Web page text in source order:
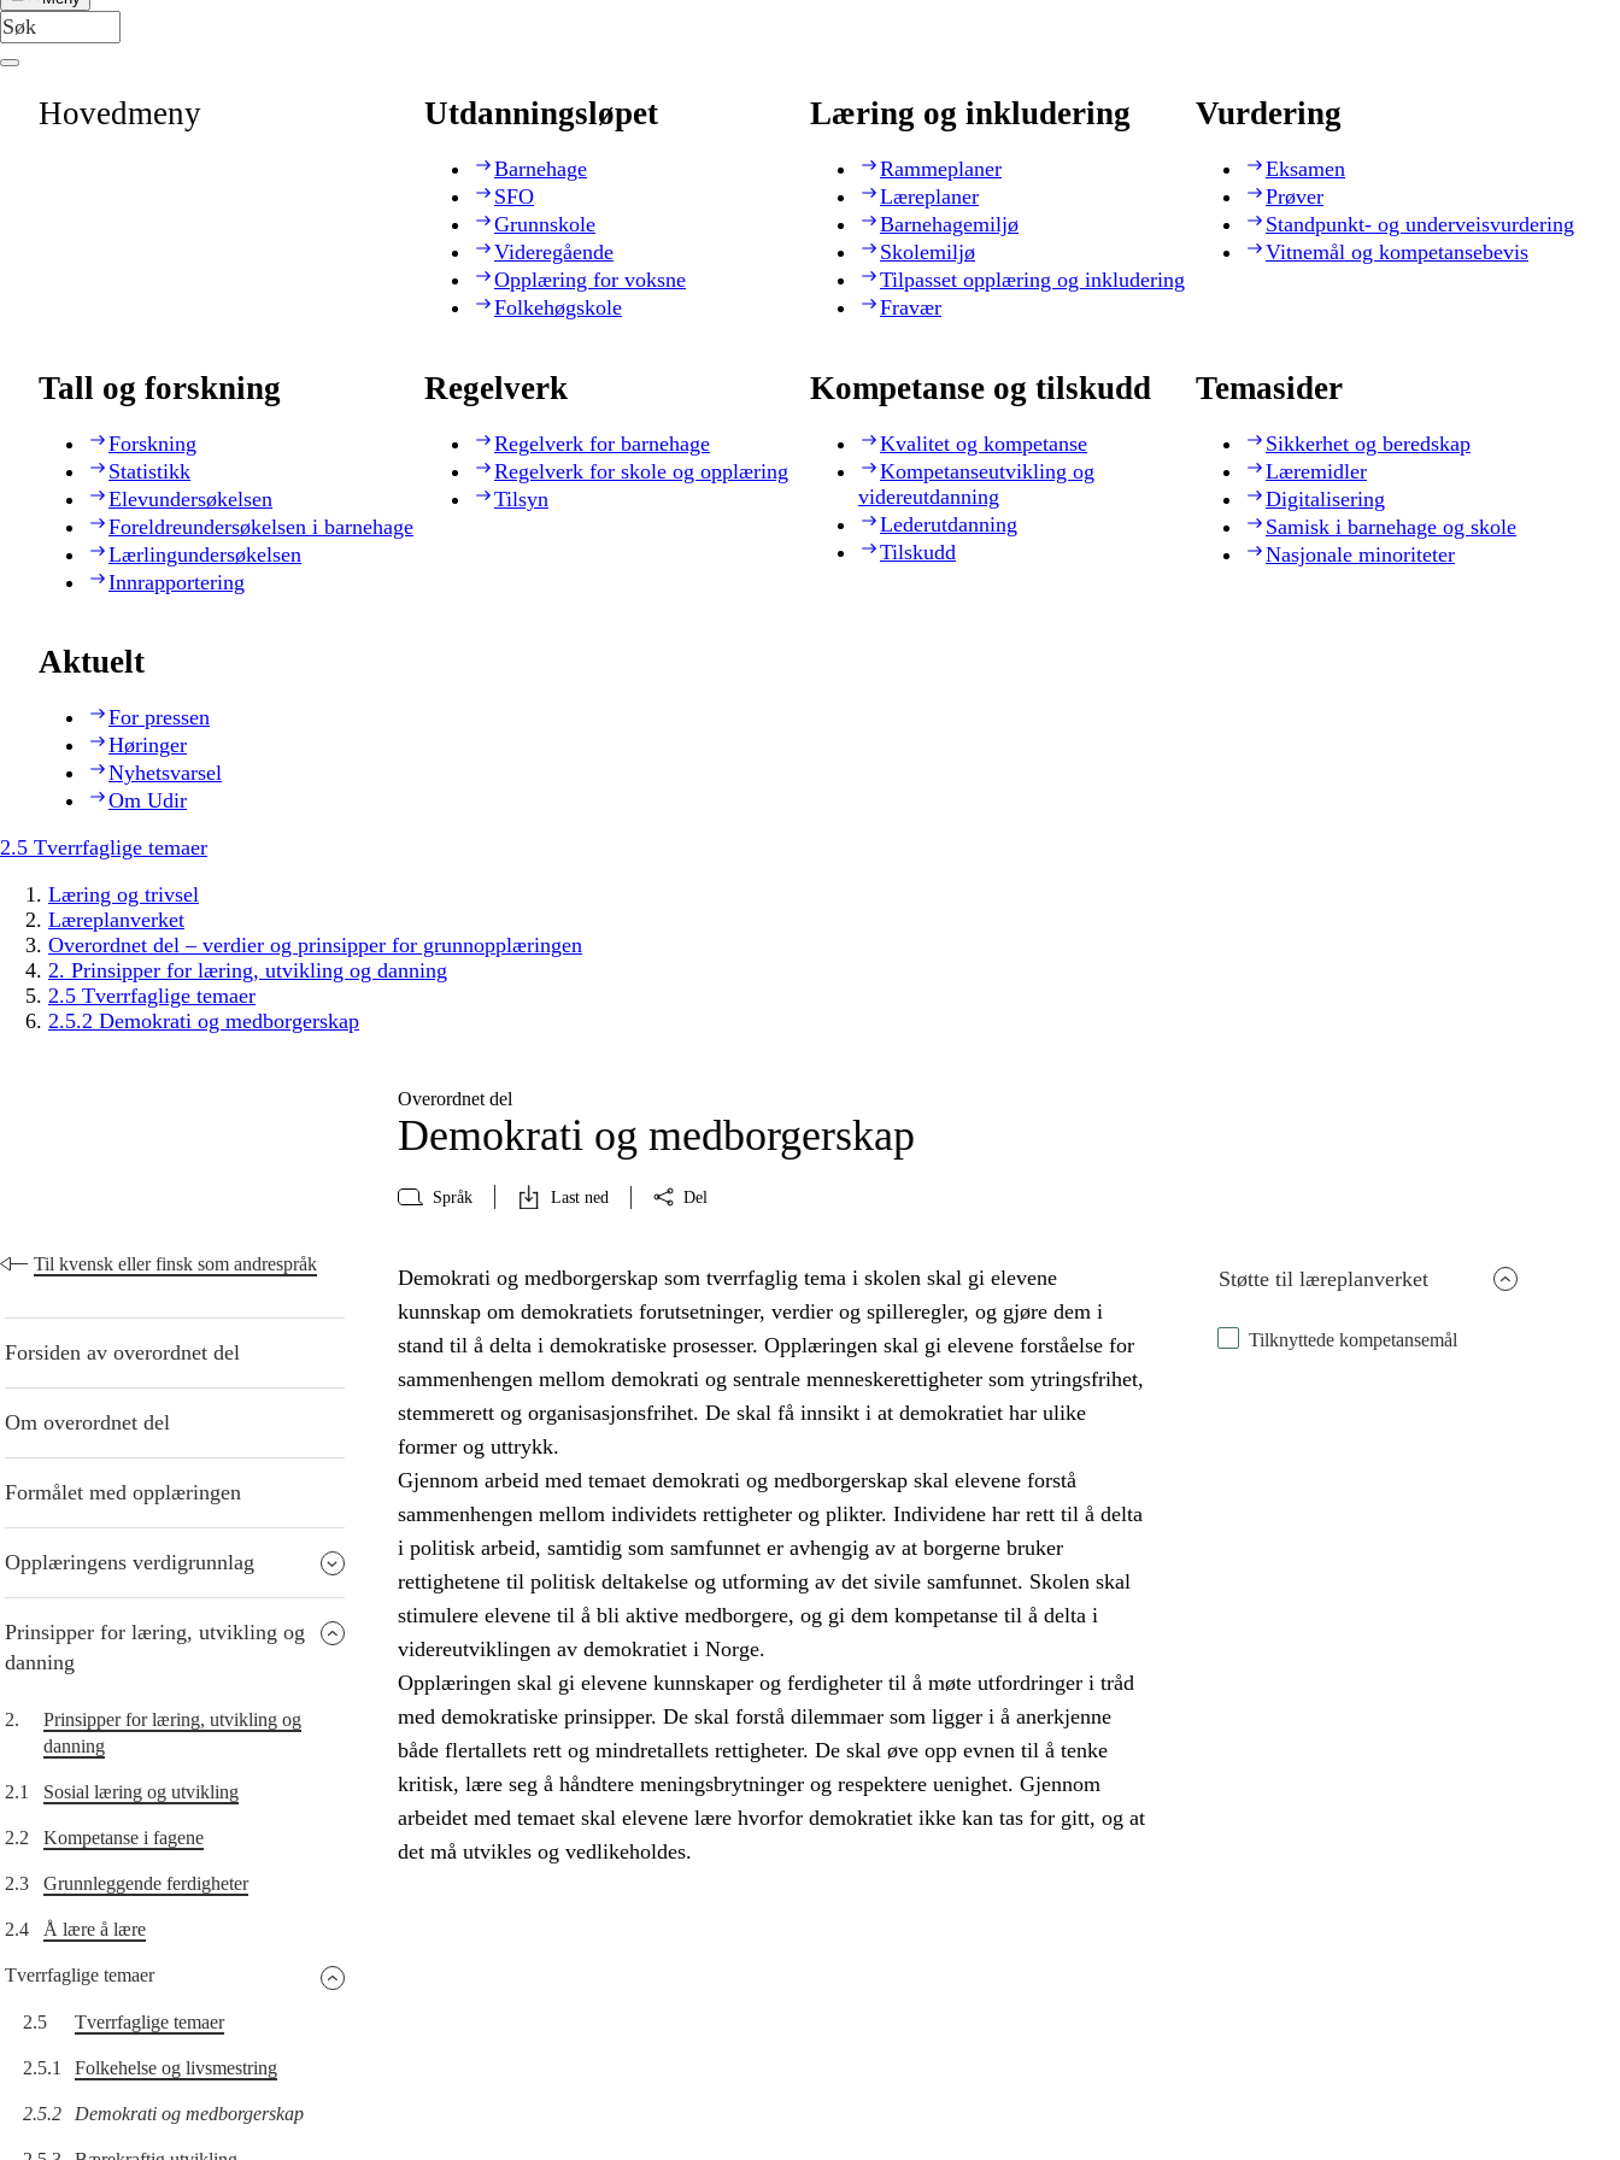
Hovedmeny Utdanningsløpet
Barnehage
SFO
Grunnskole
Videregående
Opplæring for voksne
Folkehøgskole
Læring og inkludering
Rammeplaner
Læreplaner
Barnehagemiljø
Skolemiljø
Tilpasset opplæring og inkludering
Fravær
Vurdering
Eksamen
Prøver
Standpunkt- og underveisvurdering
Vitnemål og kompetansebevis
Tall og forskning
Forskning
Statistikk
Elevundersøkelsen
Foreldreundersøkelsen i barnehage
Lærlingundersøkelsen
Innrapportering
Regelverk
Regelverk for barnehage
Regelverk for skole og opplæring
Tilsyn
Kompetanse og tilskudd
Kvalitet og kompetanse
Kompetanseutvikling og
videreutdanning
Lederutdanning
Tilskudd
Temasider
Sikkerhet og beredskap
Læremidler
Digitalisering
Samisk i barnehage og skole
Nasjonale minoriteter
Aktuelt
For pressen
Høringer
Nyhetsvarsel
Om Udir
2.5 Tverrfaglige temaer
Læring og trivsel
Læreplanverket
Overordnet del – verdier og prinsipper for grunnopplæringen
2. Prinsipper for læring, utvikling og danning
2.5 Tverrfaglige temaer
2.5.2 Demokrati og medborgerskap
Overordnet del
Demokrati og medborgerskap
Språk Last ned Del
Til kvensk eller finsk som andrespråk
Forsiden av overordnet del
Om overordnet del
Formålet med opplæringen
Opplæringens verdigrunnlag
Prinsipper for læring, utvikling og
danning
2.
Prinsipper for læring, utvikling og
danning
2.1 Sosial læring og utvikling
2.2 Kompetanse i fagene
2.3 Grunnleggende ferdigheter
2.4 Å lære å lære
Tverrfaglige temaer
2.5 Tverrfaglige temaer
2.5.1 Folkehelse og livsmestring
2.5.2 Demokrati og medborgerskap
Støtte til læreplanverket
Tilknyttede kompetansemål
Demokrati og medborgerskap som tverrfaglig tema i skolen skal gi elevene
kunnskap om demokratiets forutsetninger, verdier og spilleregler, og gjøre dem i
stand til å delta i demokratiske prosesser. Opplæringen skal gi elevene forståelse for
sammenhengen mellom demokrati og sentrale menneskerettigheter som ytringsfrihet,
stemmerett og organisasjonsfrihet. De skal få innsikt i at demokratiet har ulike
former og uttrykk.
Gjennom arbeid med temaet demokrati og medborgerskap skal elevene forstå
sammenhengen mellom individets rettigheter og plikter. Individene har rett til å delta
i politisk arbeid, samtidig som samfunnet er avhengig av at borgerne bruker
rettighetene til politisk deltakelse og utforming av det sivile samfunnet. Skolen skal
stimulere elevene til å bli aktive medborgere, og gi dem kompetanse til å delta i
videreutviklingen av demokratiet i Norge.
Opplæringen skal gi elevene kunnskaper og ferdigheter til å møte utfordringer i tråd
med demokratiske prinsipper. De skal forstå dilemmaer som ligger i å anerkjenne
både flertallets rett og mindretallets rettigheter. De skal øve opp evnen til å tenke
kritisk, lære seg å håndtere meningsbrytninger og respektere uenighet. Gjennom
arbeidet med temaet skal elevene lære hvorfor demokratiet ikke kan tas for gitt, og at
det må utvikles og vedlikeholdes.